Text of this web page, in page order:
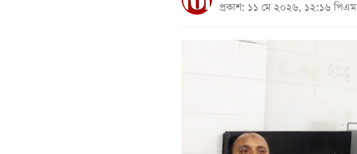
প্রকাশ: ১১ মে ২০২৬, ১২:১৬ পিএম